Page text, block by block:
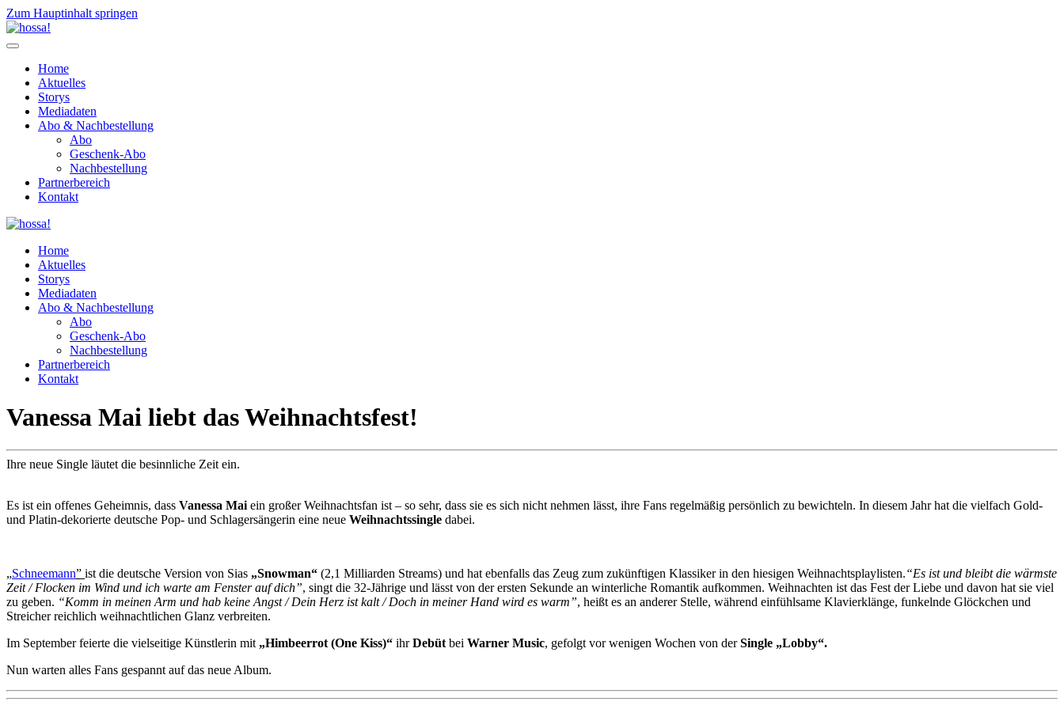
Zum Hauptinhalt springen
Home
Aktuelles
Storys
Mediadaten
Abo & Nachbestellung
Abo
Geschenk-Abo
Nachbestellung
Partnerbereich
Kontakt
Home
Aktuelles
Storys
Mediadaten
Abo & Nachbestellung
Abo
Geschenk-Abo
Nachbestellung
Partnerbereich
Kontakt
Vanessa Mai liebt das Weihnachtsfest!
Ihre neue Single läutet die besinnliche Zeit ein.
Es ist ein offenes Geheimnis, dass Vanessa Mai ein großer Weihnachtsfan ist – so sehr, dass sie es sich nicht nehmen lässt, ihre Fans regelmäßig persönlich zu bewichteln. In diesem Jahr hat die vielfach Gold-
und Platin-dekorierte deutsche Pop- und Schlagersängerin eine neue Weihnachtssingle dabei.
„Schneemann” ist die deutsche Version von Sias „Snowman“ (2,1 Milliarden Streams) und hat ebenfalls das Zeug zum zukünftigen Klassiker in den hiesigen Weihnachtsplaylisten.“Es ist und bleibt die wärmste
Zeit / Flocken im Wind und ich warte am Fenster auf dich”, singt die 32-Jährige und lässt von der ersten Sekunde an winterliche Romantik aufkommen. Weihnachten ist das Fest der Liebe und davon hat sie viel
zu geben. “Komm in meinen Arm und hab keine Angst / Dein Herz ist kalt / Doch in meiner Hand wird es warm”, heißt es an anderer Stelle, während einfühlsame Klavierklänge, funkelnde Glöckchen und
Streicher reichlich weihnachtlichen Glanz verbreiten.
Im September feierte die vielseitige Künstlerin mit „Himbeerrot (One Kiss)“ ihrDebüt bei Warner Music, gefolgt vor wenigen Wochen von derSingle „Lobby“.
Nun warten alles Fans gespannt auf das neue Album.